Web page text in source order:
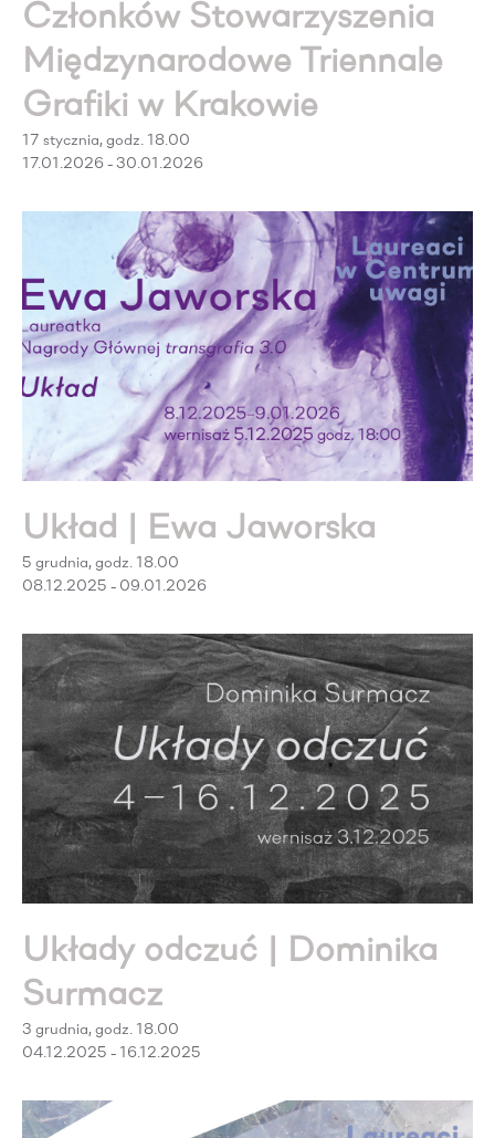
Członków Stowarzyszenia
Międzynarodowe Triennale
Grafiki w Krakowie
17 stycznia, godz. 18.00
17.01.2026 - 30.01.2026
Układ | Ewa Jaworska
5 grudnia, godz. 18.00
08.12.2025 - 09.01.2026
Układy odczuć | Dominika
Surmacz
3 grudnia, godz. 18.00
04.12.2025 - 16.12.2025